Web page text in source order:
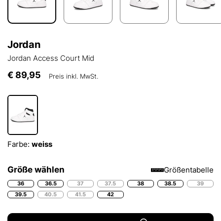
Jordan
Jordan Access Court Mid
€ 89,95 Preis inkl. MwSt.
Farbe: weiss
Größe wählen Größentabelle
36 36.5 37 37.5 38 38.5
39
39.5
40.5 41.5 42